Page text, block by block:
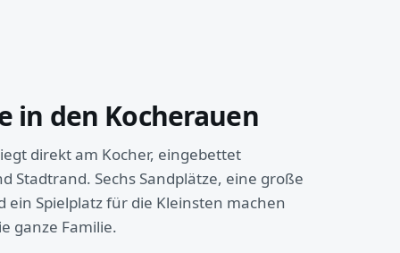
in den Kocherauen
direkt am Kocher, eingebettet
Stadtrand. Sechs Sandplätze, eine große
ein Spielplatz für die Kleinsten machen
ganze Familie.